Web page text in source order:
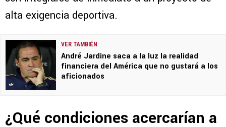
alta exigencia deportiva.
VER TAMBIÉN
André Jardine saca a la luz la realidad
financiera del América que no gustará a los
aficionados
¿Qué condiciones acercarían a